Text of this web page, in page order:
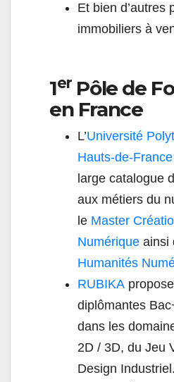
Et bien d’autres
immobiliers à
1erPôle de
en France
L’Université
Hauts-de-France
large catalogue
aux métiers du
le Master
Numérique ainsi
Humanités
RUBIKA
diplômantes
dans les
2D / 3D, du Jeu
Design Industriel.